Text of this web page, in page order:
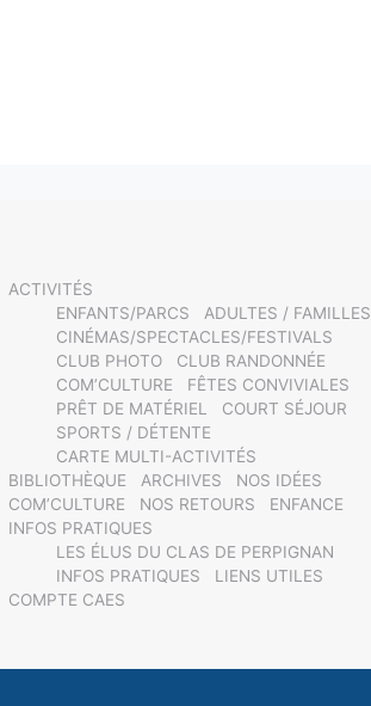
ACTIVITÉS
ENFANTS/PARCS
ADULTES / FAMILLES
CINÉMAS/SPECTACLES/FESTIVALS
CLUB PHOTO
CLUB RANDONNÉE
COM’CULTURE
FÊTES CONVIVIALES
PRÊT DE MATÉRIEL
COURT SÉJOUR
SPORTS / DÉTENTE
CARTE MULTI-ACTIVITÉS
BIBLIOTHÈQUE
ARCHIVES
NOS IDÉES
COM’CULTURE
NOS RETOURS
ENFANCE
INFOS PRATIQUES
LES ÉLUS DU CLAS DE PERPIGNAN
INFOS PRATIQUES
LIENS UTILES
COMPTE CAES